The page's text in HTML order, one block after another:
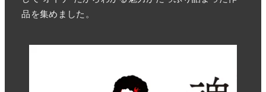
品を集めました。